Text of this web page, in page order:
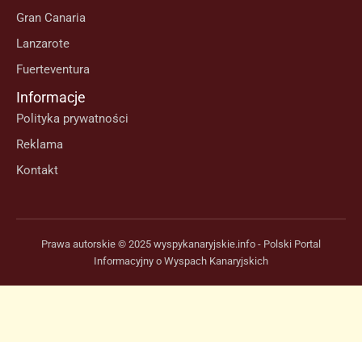
Gran Canaria
Lanzarote
Fuerteventura
Informacje
Polityka prywatności
Reklama
Kontakt
Prawa autorskie © 2025 wyspykanaryjskie.info - Polski Portal
Informacyjny o Wyspach Kanaryjskich